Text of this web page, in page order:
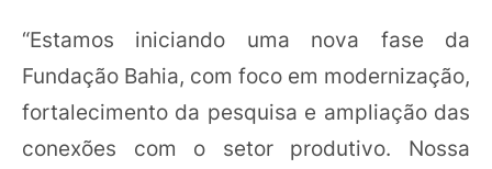
“Estamos iniciando uma nova fase da
Fundação Bahia, com foco em modernização,
fortalecimento da pesquisa e ampliação das
conexões com o setor produtivo. Nossa